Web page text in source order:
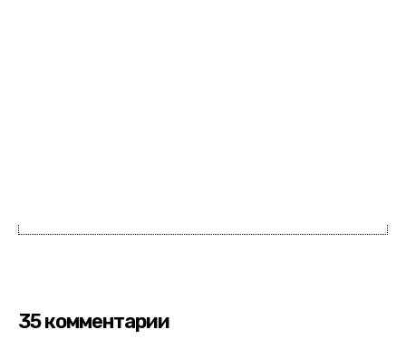
35 комментарии